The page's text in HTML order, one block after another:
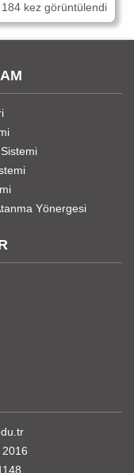
kez görüntülendi
Yönergesi